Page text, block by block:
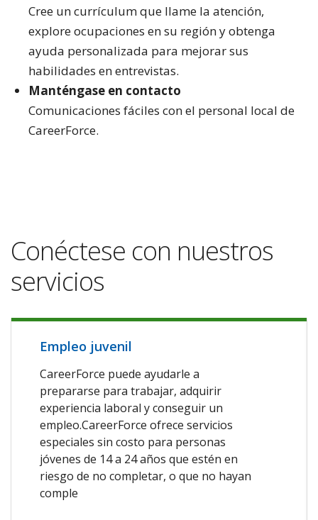
Cree un currículum que llame la atención,
explore ocupaciones en su región y obtenga
ayuda personalizada para mejorar sus
habilidades en entrevistas.
Manténgase en contacto
Comunicaciones fáciles con el personal local de
CareerForce.
Conéctese con nuestros
servicios
Empleo juvenil
CareerForce puede ayudarle a
prepararse para trabajar, adquirir
experiencia laboral y conseguir un
empleo.CareerForce ofrece servicios
especiales sin costo para personas
jóvenes de 14 a 24 años que estén en
riesgo de no completar, o que no hayan
comple